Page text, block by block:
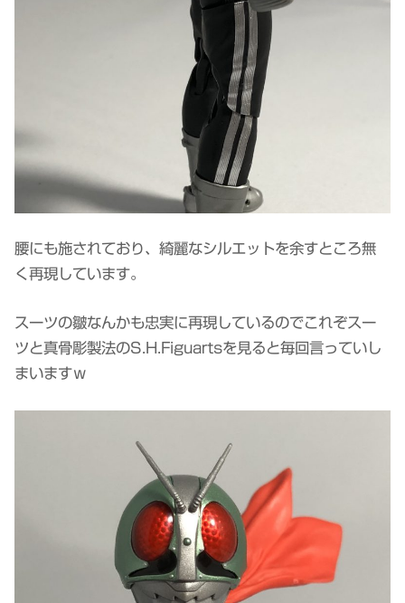
腰にも施されており、綺麗なシルエットを余すところ無
く再現しています。
スーツの皺なんかも忠実に再現しているのでこれぞスー
ツと真骨彫製法のS.H.Figuartsを見ると毎回言っていし
まいますｗ